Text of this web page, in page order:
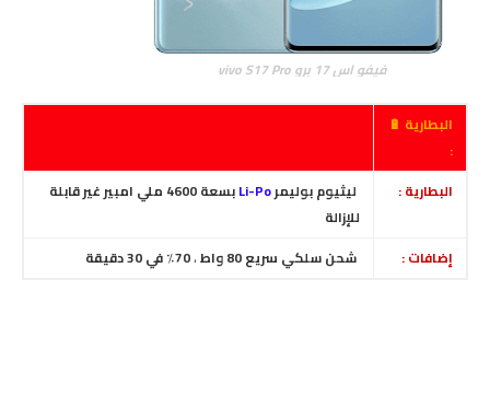
فيفو اس 17 برو vivo S17 Pro
البطارية 🔋
:
البطارية :
ليثيوم بوليمرLi-Po
بسعة 4600 ملي امبير غير قابلة
للإزالة
إضافات :
شحن سلكي سريع 80 واط ،